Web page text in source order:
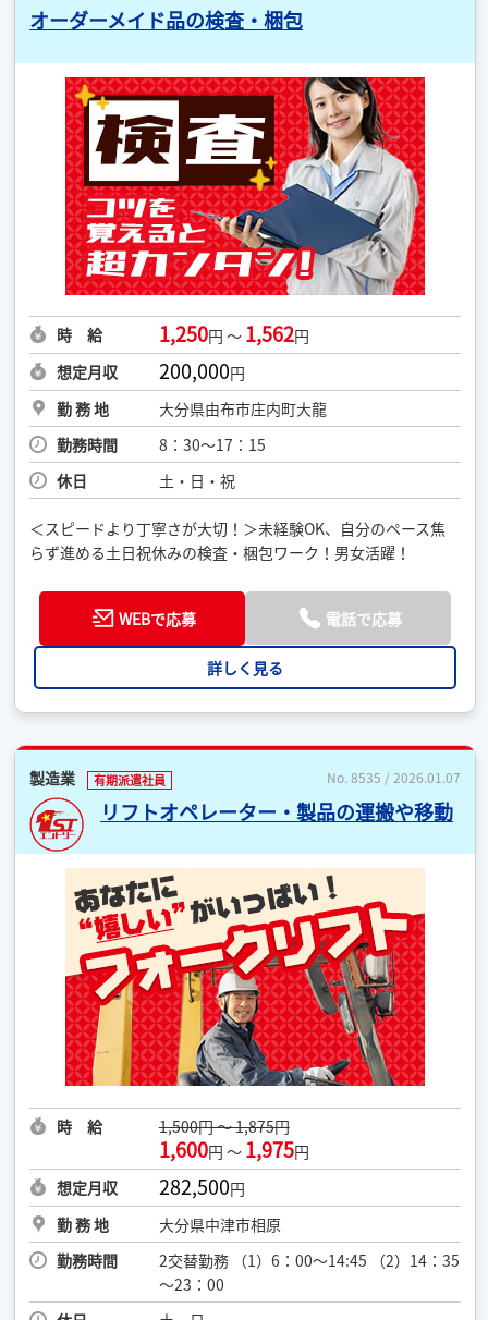
オーダーメイド品の検査・梱包
時 給 1,250円 ～ 1,562円
想定月収
200,000円
勤 務 地
大分県由布市庄内町大龍
勤務時間
8：30～17：15
休日
土・日・祝
＜スピードより丁寧さが大切！＞未経験OK、自分のペース焦
らず進める土日祝休みの検査・梱包ワーク！男女活躍！
WEBで応募 電話で応募
詳しく見る
製造業 有期派遣社員 No. 8535 / 2026.01.07
リフトオペレーター・製品の運搬や移動
時 給 1,500円 ～ 1,875円
1,600円 ～ 1,975円
想定月収
282,500円
勤 務 地
大分県中津市相原
勤務時間
2交替勤務 （1）6：00～14:45 （2）14：35
～23：00